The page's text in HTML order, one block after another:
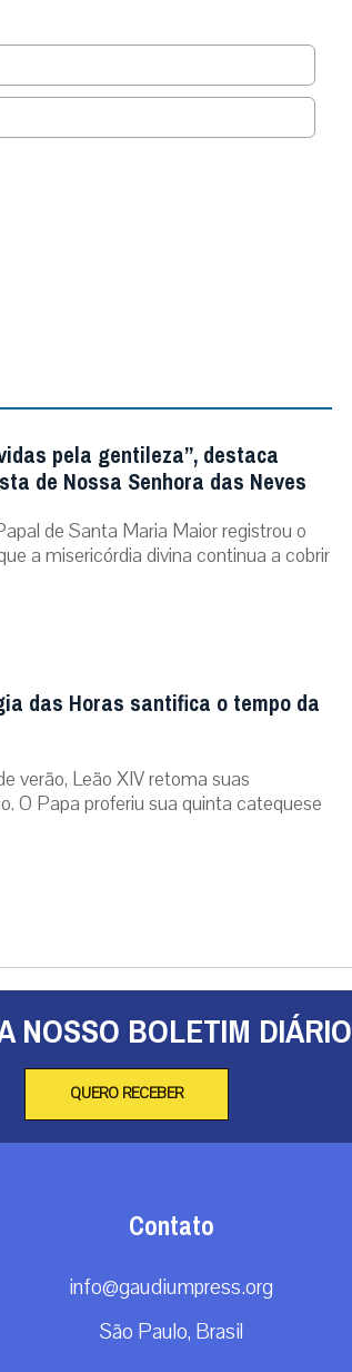
pela gentileza”, destaca
de Nossa Senhora das Neves
de Santa Maria Maior registrou o
a misericórdia divina continua a cobrir
das Horas santifica o tempo da
verão, Leão XIV retoma suas
O Papa proferiu sua quinta catequese
NOSSO BOLETIM DIÁRIO
QUERO RECEBER
Contato
info@gaudiumpress.org
São Paulo, Brasil